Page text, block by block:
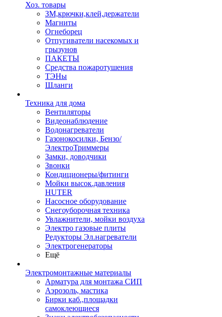
Хоз. товары
ЗМ,крючки,клей,держатели
Магниты
Огнеборец
Отпугиватели насекомых и
грызунов
ПАКЕТЫ
Средства пожаротушения
ТЭНы
Шланги
Техника для дома
Вентиляторы
Видеонаблюдение
Водонагреватели
Газонокосилки, Бензо/
ЭлектроТриммеры
Замки, доводчики
Звонки
Кондиционеры/фитинги
Мойки высок.давления
HUTER
Насосное оборудование
Снегоуборочная техника
Увлажнители, мойки воздуха
Электро газовые плиты
Редукторы Эл.нагреватели
Электрогенераторы
Ещё
Электромонтажные материалы
Арматура для монтажа СИП
Аэрозоль, мастика
Бирки каб.,площадки
самоклеющиеся